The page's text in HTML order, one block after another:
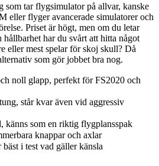
som tar flygsimulator på allvar, kanske
eller flyger avancerade simulatorer och
Priset är högt, men om du letar
har du svårt att hitta något
eller mest spelar för skoj skull? Då
som gör jobbet bra nog.
noll glapp, perfekt för FS2020 och
står kvar även vid aggressiv
känns som en riktig flygplansspak
knappar och axlar
i test vad gäller känsla